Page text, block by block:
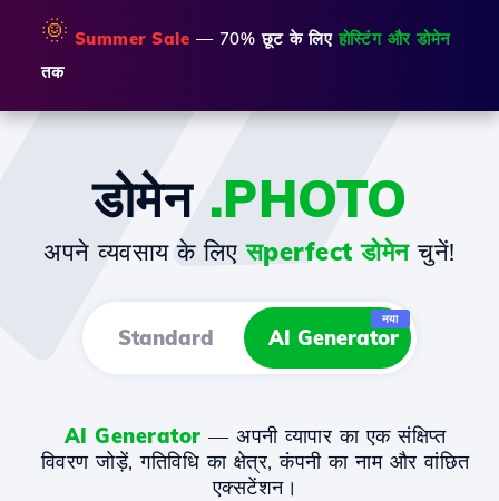
🌞 Summer Sale — 70% छूट के लिएहोस्टिंग और डोमेन
तक
डोमेन .PHOTO
अपने व्यवसाय के लिएसperfect डोमेनचुनें!
Standard AI Generator
नया
AI Generator — अपनी व्यापार का एक संक्षिप्त
विवरण जोड़ें, गतिविधि का क्षेत्र, कंपनी का नाम और वांछित
एक्सटेंशन।